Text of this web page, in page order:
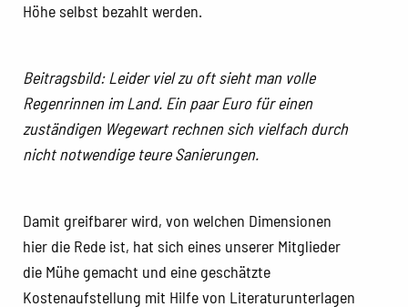
Höhe selbst bezahlt werden.
Beitragsbild: Leider viel zu oft sieht man volle
Regenrinnen im Land. Ein paar Euro für einen
zuständigen Wegewart rechnen sich vielfach durch
nicht notwendige teure Sanierungen.
Damit greifbarer wird, von welchen Dimensionen
hier die Rede ist, hat sich eines unserer Mitglieder
die Mühe gemacht und eine geschätzte
Kostenaufstellung mit Hilfe von Literaturunterlagen